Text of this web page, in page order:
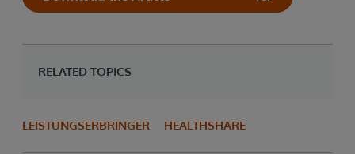
RELATED TOPICS
LEISTUNGSERBRINGER HEALTHSHARE